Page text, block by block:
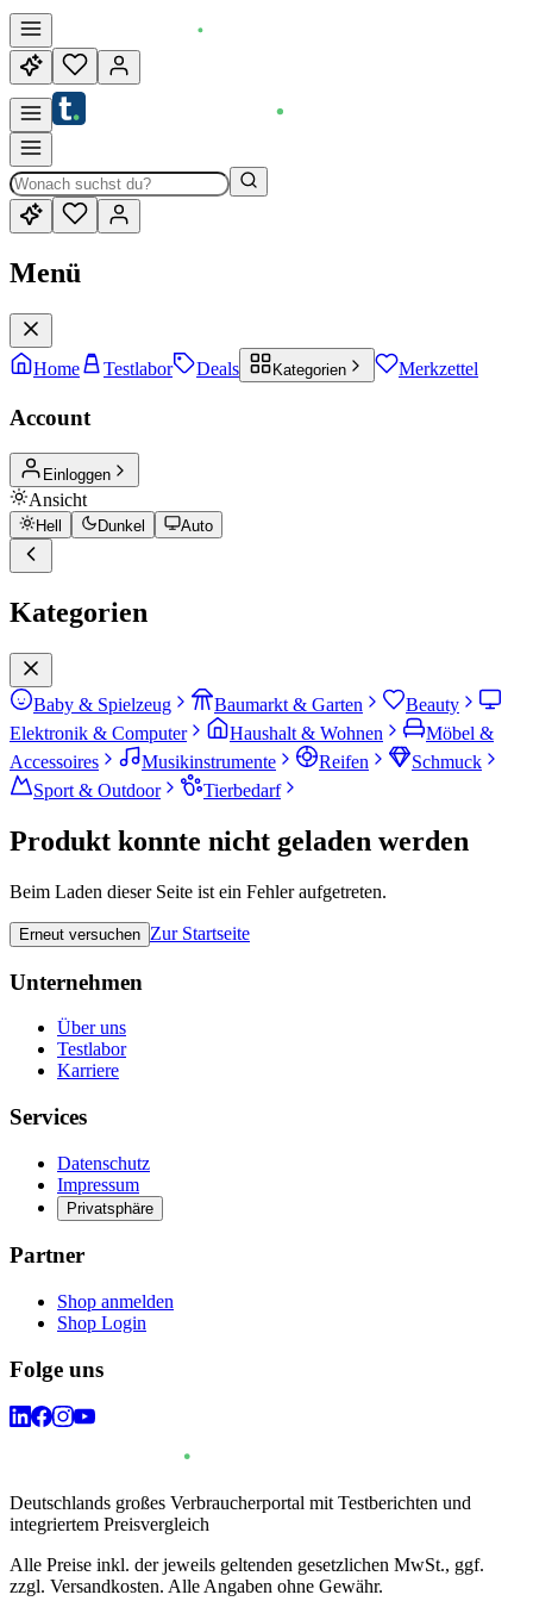
Menü
Home Testlabor Deals Kategorien Merkzettel
Account
Einloggen
Ansicht
Hell Dunkel Auto
Kategorien
Baby & Spielzeug Baumarkt & Garten
Beauty
Elektronik & Computer
Haushalt & Wohnen
Möbel &
Accessoires
Musikinstrumente Reifen
Schmuck
Sport & Outdoor
Tierbedarf
Produkt konnte nicht geladen werden
Beim Laden dieser Seite ist ein Fehler aufgetreten.
Erneut versuchen Zur Startseite
Unternehmen
Über uns
Testlabor
Karriere
Services
Datenschutz
Impressum
Privatsphäre
Partner
Shop anmelden
Shop Login
Folge uns
Deutschlands großes Verbraucherportal mit Testberichten und
integriertem Preisvergleich
Alle Preise inkl. der jeweils geltenden gesetzlichen MwSt., ggf.
zzgl. Versandkosten. Alle Angaben ohne Gewähr.